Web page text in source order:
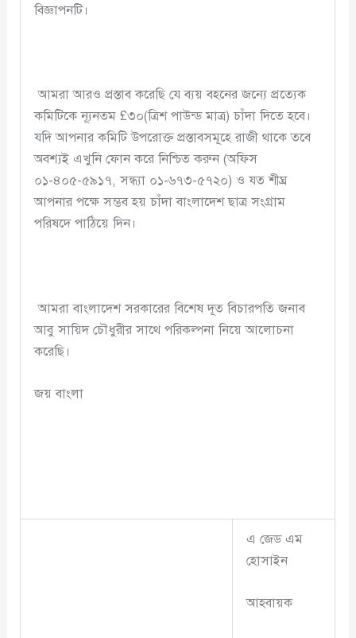
বিজ্ঞাপনটি।
আমরা আরও প্রস্তাব করেছি যে ব্যয় বহনের জন্যে প্রত্যেক
কমিটিকে ন্যূনতম £৩০(ত্রিশ পাউন্ড মাত্র) চাঁদা দিতে হবে।
যদি আপনার কমিটি উপরোক্ত প্রস্তাবসমূহে রাজী থাকে তবে
অবশ্যই এখুনি ফোন করে নিশ্চিত করুন (অফিস
০১-৪০৫-৫৯১৭, সন্ধ্যা ০১-৬৭৩-৫৭২০) ও যত শীঘ্র
আপনার পক্ষে সম্ভব হয় চাঁদা বাংলাদেশ ছাত্র সংগ্রাম
পরিষদে পাঠিয়ে দিন।
আমরা বাংলাদেশ সরকারের বিশেষ দূত বিচারপতি জনাব
আবু সায়িদ চৌধুরীর সাথে পরিকল্পনা নিয়ে আলোচনা
করেছি।
জয় বাংলা
এ জেড এম
হোসাইন
আহবায়ক